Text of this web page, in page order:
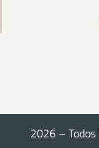
2026 –